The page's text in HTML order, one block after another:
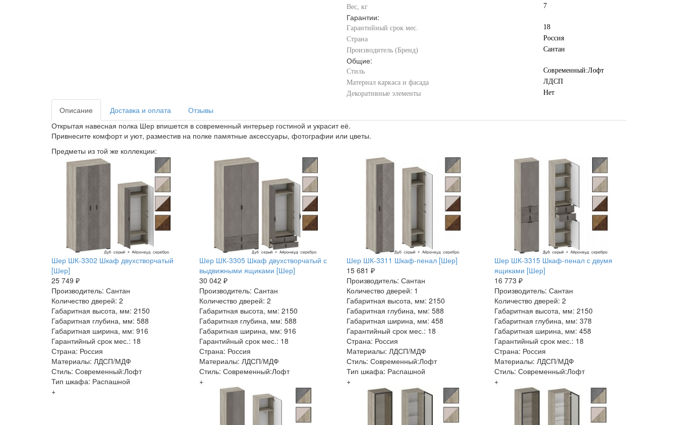
Вес, кг
7
Гарантии:
Гарантийный срок мес.
18
Страна
Россия
Производитель (Бренд)
Сантан
Общие:
Стиль
Современный:Лофт
Материал каркаса и фасада
ЛДСП
Декоративные элементы
Нет
Описание Доставка и оплата
Отзывы
Открытая навесная полка Шер впишется в современный интерьер гостиной и украсит её.
Привнесите комфорт и уют, разместив на полке памятные аксессуары, фотографии или цветы.
Предметы из той же коллекции:
Шер ШК-3302 Шкаф двухстворчатый
[Шер]
25 749 ₽
Производитель: Сантан
Количество дверей: 2
Габаритная высота, мм: 2150
Габаритная глубина, мм: 588
Габаритная ширина, мм: 916
Гарантийный срок мес.: 18
Страна: Россия
Материалы: ЛДСП/МДФ
Стиль: Современный:Лофт
Тип шкафа: Распашной
+
Шер ШК-3305 Шкаф двухстворчатый с
выдвижными ящиками [Шер]
30 042 ₽
Производитель: Сантан
Количество дверей: 2
Габаритная высота, мм: 2150
Габаритная глубина, мм: 588
Габаритная ширина, мм: 916
Гарантийный срок мес.: 18
Страна: Россия
Материалы: ЛДСП/МДФ
Стиль: Современный:Лофт
+
Шер ШК-3311 Шкаф-пенал [Шер]
15 681 ₽
Производитель: Сантан
Количество дверей: 1
Габаритная высота, мм: 2150
Габаритная глубина, мм: 588
Габаритная ширина, мм: 458
Гарантийный срок мес.: 18
Страна: Россия
Материалы: ЛДСП/МДФ
Стиль: Современный:Лофт
Тип шкафа: Распашной
+
Шер ШК-3315 Шкаф-пенал с двумя
ящиками [Шер]
16 773 ₽
Производитель: Сантан
Количество дверей: 2
Габаритная высота, мм: 2150
Габаритная глубина, мм: 378
Габаритная ширина, мм: 458
Гарантийный срок мес.: 18
Страна: Россия
Материалы: ЛДСП/МДФ
Стиль: Современный:Лофт
+